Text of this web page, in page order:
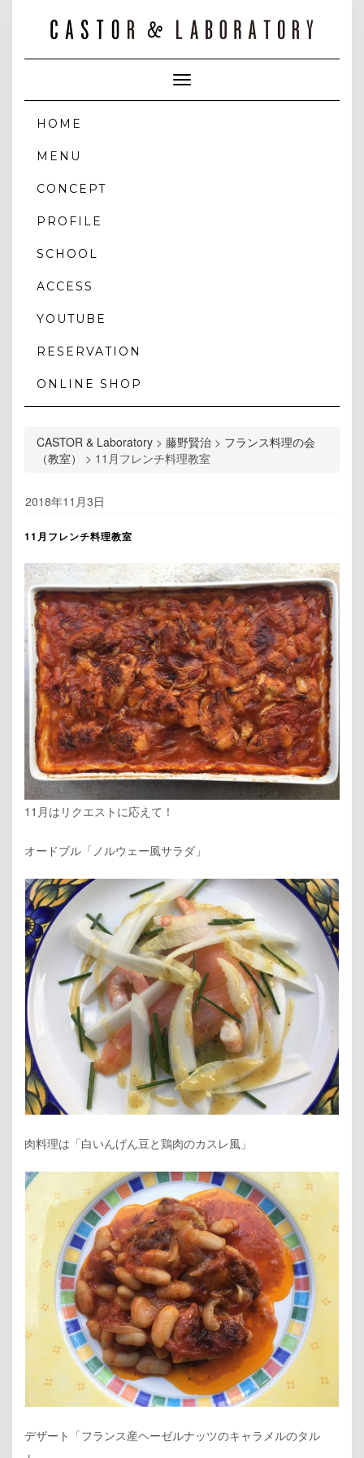
Toggle
Navigation
HOME
MENU
CONCEPT
PROFILE
SCHOOL
ACCESS
YOUTUBE
RESERVATION
ONLINE SHOP
CASTOR & Laboratory > 藤野賢治 > フランス料理の会
（教室）
> 11月フレンチ料理教室
2018年11月3日
11月フレンチ料理教室
11月はリクエストに応えて！
オードブル「ノルウェー風サラダ」
肉料理は「白いんげん豆と鶏肉のカスレ風」
デザート「フランス産ヘーゼルナッツのキャラメルのタル